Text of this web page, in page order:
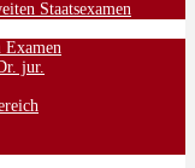
Staatsexamen
jur.